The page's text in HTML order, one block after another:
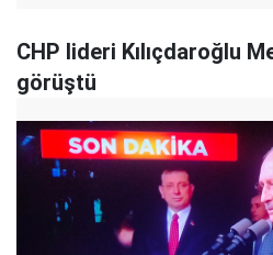
CHP lideri Kılıçdaroğlu
görüştü